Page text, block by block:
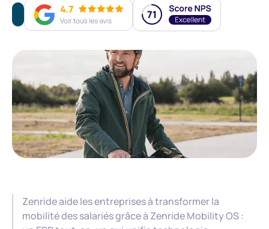
Zenride aide les entreprises à transformer la
mobilité des salariés grâce à Zenride Mobility OS :